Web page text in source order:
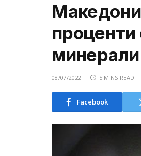
проценти
минерали
08/07/2022 5 MINS READ
Facebook